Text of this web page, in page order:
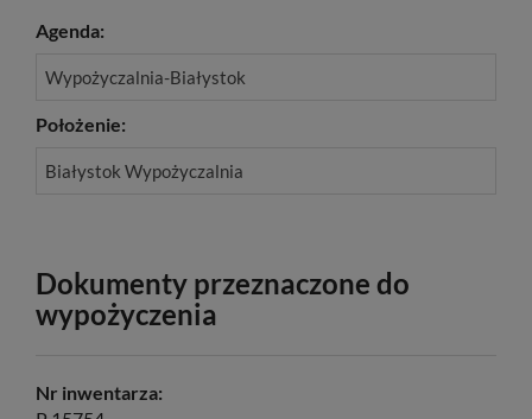
Agenda:
Wypożyczalnia-Białystok
Położenie:
Białystok Wypożyczalnia
Dokumenty przeznaczone do
wypożyczenia
Nr inwentarza: